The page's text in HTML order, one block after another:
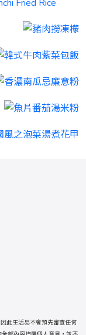
此生活易不會預先審查任何